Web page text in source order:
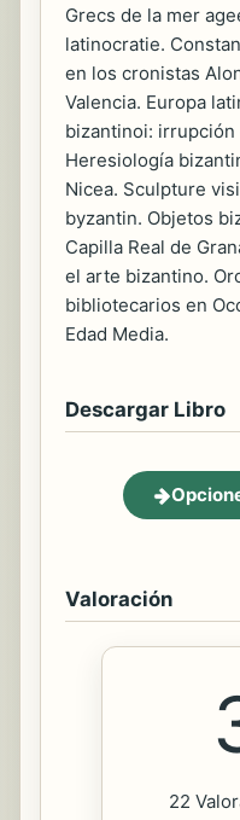
Grecs de la mer
latinocratie.
en los cronistas
Valencia. Europa
bizantinoi:
Heresiología
Nicea. Sculpture
byzantin. Objetos
Capilla Real de
el arte bizantino.
bibliotecarios en
Edad Media.
Descargar Libro
Valoración
22